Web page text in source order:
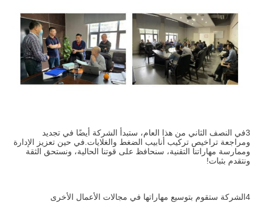
3في النصف الثاني من هذا العام، ستبدأ الشركة أيضًا في تجديد
ومراجعة تراخيص تركيب أنابيب الضغط والغلايات.في حين تعزيز الإدارة
وممارسة مهاراتنا التقنية، سنحافظ على قوتنا الحالية، ونستحق الثقة
ونتقدم بثبات!
4الشركة ستقوم بتوسيع مهاراتها في مجالات الأعمال الأخرى